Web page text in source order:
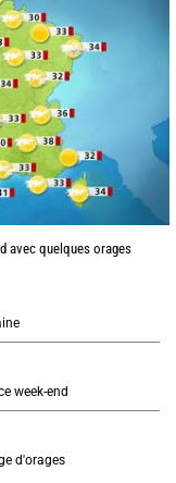
avec quelques orages
week-end
d'orages